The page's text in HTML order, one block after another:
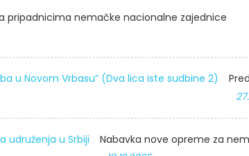
pripadnicima nemačke nacionalne zajednice
Nabavka nove opreme za